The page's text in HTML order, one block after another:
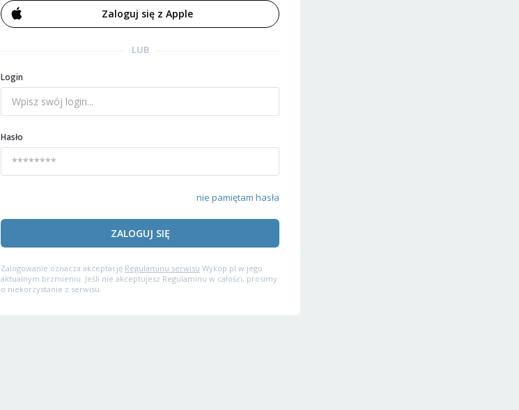
Zaloguj się z Apple
LUB
Login
Hasło
nie pamiętam hasła
ZALOGUJ SIĘ
Zalogowanie oznacza akceptację Regulaminu serwisu Wykop.pl w jego
aktualnym brzmieniu. Jeśli nie akceptujesz Regulaminu w całości, prosimy
o niekorzystanie z serwisu.